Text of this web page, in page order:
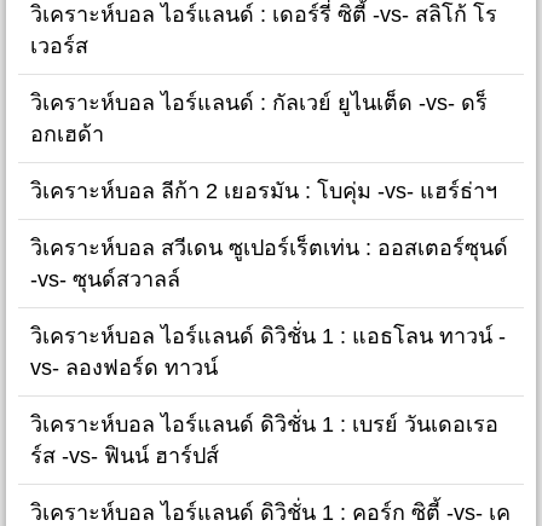
วิเคราะห์บอล ไอร์แลนด์ : เดอร์รี่ ซิตี้ -vs- สลิโก้ โร
เวอร์ส
วิเคราะห์บอล ไอร์แลนด์ : กัลเวย์ ยูไนเต็ด -vs- ดร็
อกเฮด้า
วิเคราะห์บอล ลีก้า 2 เยอรมัน : โบคุ่ม -vs- แฮร์ธ่าฯ
วิเคราะห์บอล สวีเดน ซูเปอร์เร็ตเท่น : ออสเตอร์ซุนด์
-vs- ซุนด์สวาลล์
วิเคราะห์บอล ไอร์แลนด์ ดิวิชั่น 1 : แอธโลน ทาวน์ -
vs- ลองฟอร์ด ทาวน์
วิเคราะห์บอล ไอร์แลนด์ ดิวิชั่น 1 : เบรย์ วันเดอเรอ
ร์ส -vs- ฟินน์ ฮาร์ปส์
วิเคราะห์บอล ไอร์แลนด์ ดิวิชั่น 1 : คอร์ก ซิตี้ -vs- เค